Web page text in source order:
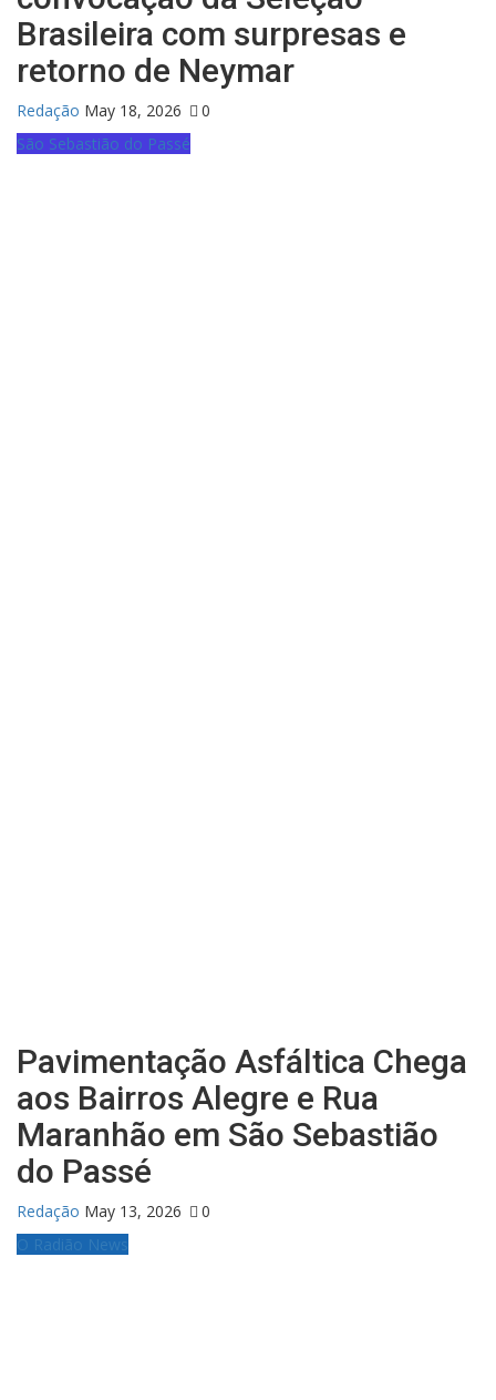
Brasileira com surpresas e
retorno de Neymar
Redação May 18, 2026
0
São Sebastião do Passé
Pavimentação Asfáltica Chega
aos Bairros Alegre e Rua
Maranhão em São Sebastião
do Passé
Redação May 13, 2026
0
O Radião News